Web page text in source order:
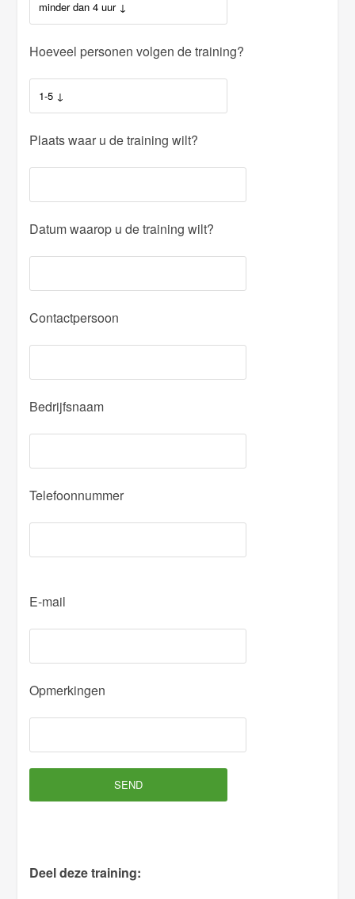
Hoeveel personen volgen de training?
Plaats waar u de training wilt?
Datum waarop u de training wilt?
Contactpersoon
Bedrijfsnaam
Telefoonnummer
l
e
e
l
e
i
E-mail
Opmerkingen
Deel deze training: